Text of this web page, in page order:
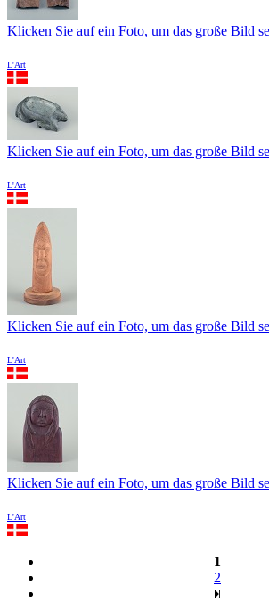
Klicken Sie auf ein Foto, um das große Bild
L'Art
Klicken Sie auf ein Foto, um das große Bild
L'Art
Klicken Sie auf ein Foto, um das große Bild
L'Art
Klicken Sie auf ein Foto, um das große Bild
L'Art
1
2